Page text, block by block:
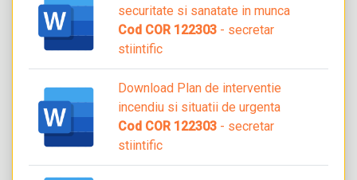
securitate si sanatate in munca
Cod COR 122303 - secretar
stiintific
Download Plan de interventie
incendiu si situatii de urgenta
Cod COR 122303 - secretar
stiintific